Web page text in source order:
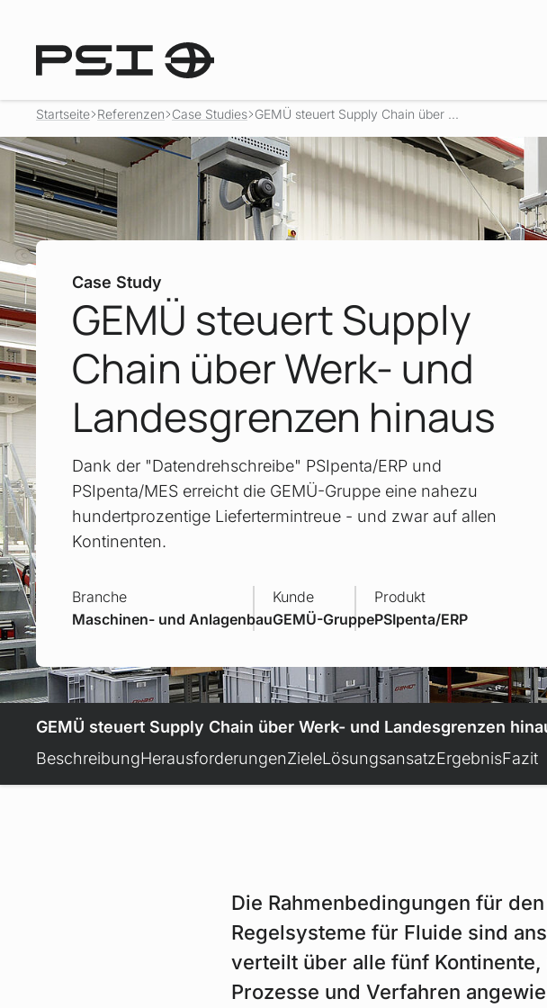
Startseite Referenzen Case Studies GEMÜ steuert Supply Chain über ...
Case Study
GEMÜ steuert Supply
Chain über Werk- und
Landesgrenzen hinaus
Dank der "Datendrehschreibe" PSIpenta/ERP und
PSIpenta/MES erreicht die GEMÜ-Gruppe eine nahezu
hundertprozentige Liefertermintreue - und zwar auf allen
Kontinenten.
Branche
Maschinen- und Anlagenbau
Kunde
GEMÜ-Gruppe
Produkt
PSIpenta/ERP
GEMÜ steuert Supply Chain über Werk- und Landesgrenzen
BeschreibungHerausforderungenZieleLösungsansatzErgebnisFazit
Die Rahmenbedingungen für
Regelsysteme für Fluide sind
verteilt über alle fünf
Prozesse und Verfahren